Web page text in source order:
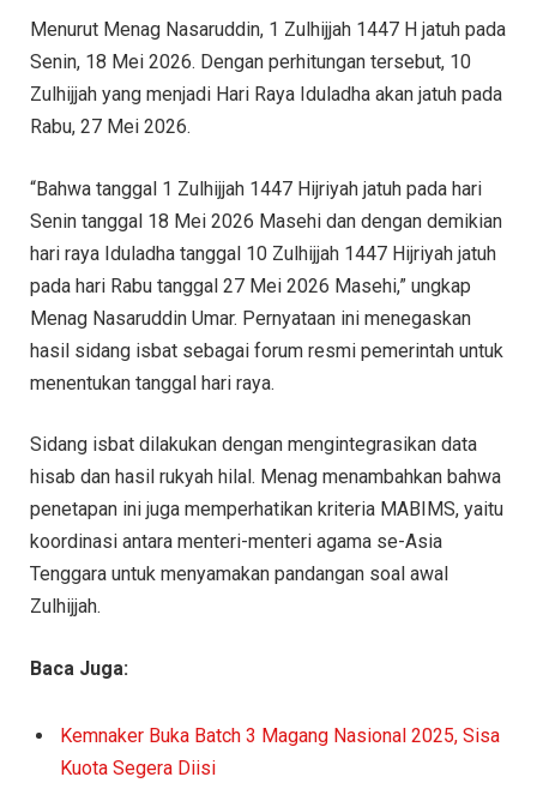
Menurut Menag Nasaruddin, 1 Zulhijjah 1447 H jatuh pada
Senin, 18 Mei 2026. Dengan perhitungan tersebut, 10
Zulhijjah yang menjadi Hari Raya Iduladha akan jatuh pada
Rabu, 27 Mei 2026.
“Bahwa tanggal 1 Zulhijjah 1447 Hijriyah jatuh pada hari
Senin tanggal 18 Mei 2026 Masehi dan dengan demikian
hari raya Iduladha tanggal 10 Zulhijjah 1447 Hijriyah jatuh
pada hari Rabu tanggal 27 Mei 2026 Masehi,” ungkap
Menag Nasaruddin Umar. Pernyataan ini menegaskan
hasil sidang isbat sebagai forum resmi pemerintah untuk
menentukan tanggal hari raya.
Sidang isbat dilakukan dengan mengintegrasikan data
hisab dan hasil rukyah hilal. Menag menambahkan bahwa
penetapan ini juga memperhatikan kriteria MABIMS, yaitu
koordinasi antara menteri-menteri agama se-Asia
Tenggara untuk menyamakan pandangan soal awal
Zulhijjah.
Baca Juga:
Kemnaker Buka Batch 3 Magang Nasional 2025, Sisa
Kuota Segera Diisi